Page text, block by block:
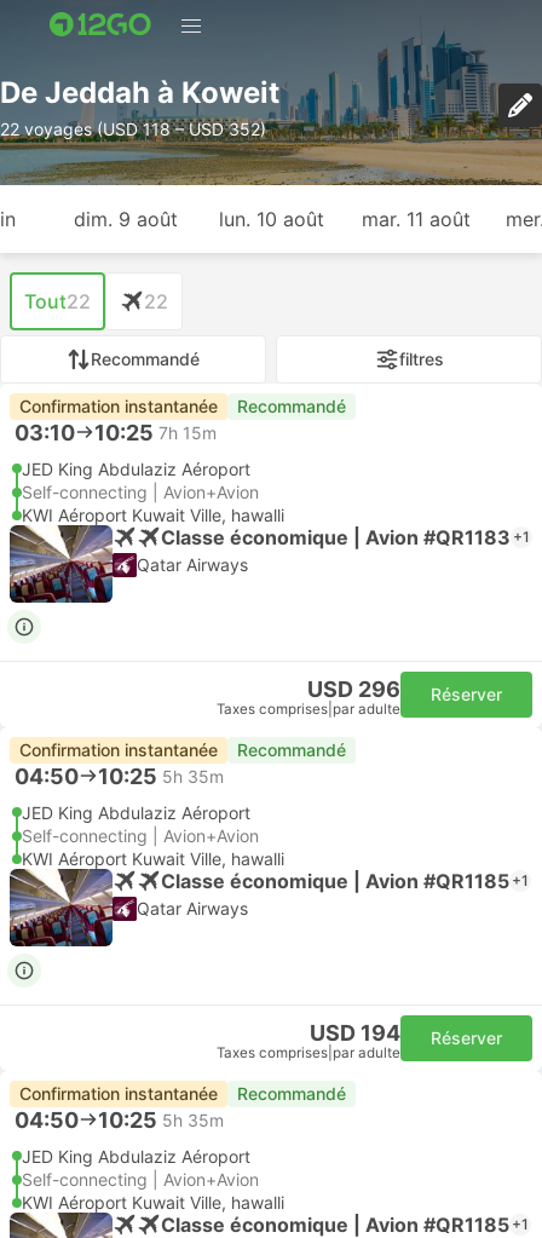
De Jeddah à Koweit
22 voyages (USD 118 – USD 352)
dim. 9 août lun. 10 août mar. 11 août
Tout22 22
Recommandé filtres
Confirmation instantanée Recommandé
03:10 10:25 7h 15m
JED King Abdulaziz Aéroport
Self-connecting | Avion+Avion
KWI Aéroport Kuwait Ville, hawalli
Classe économique | Avion #QR1183 +1
Qatar Airways
USD 296
Taxes comprises par adulte
Réserver
Confirmation instantanée Recommandé
04:50 10:25 5h 35m
JED King Abdulaziz Aéroport
Self-connecting | Avion+Avion
KWI Aéroport Kuwait Ville, hawalli
Classe économique | Avion #QR1185 +1
Qatar Airways
USD 194
Taxes comprises par adulte
Réserver
Confirmation instantanée Recommandé
04:50 10:25 5h 35m
JED King Abdulaziz Aéroport
Self-connecting | Avion+Avion
KWI Aéroport Kuwait Ville, hawalli
Classe économique | Avion #QR1185 +1